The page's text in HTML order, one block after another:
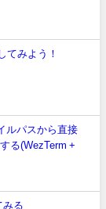
てみよう！
ルパスから直接
る(WezTerm +
みる